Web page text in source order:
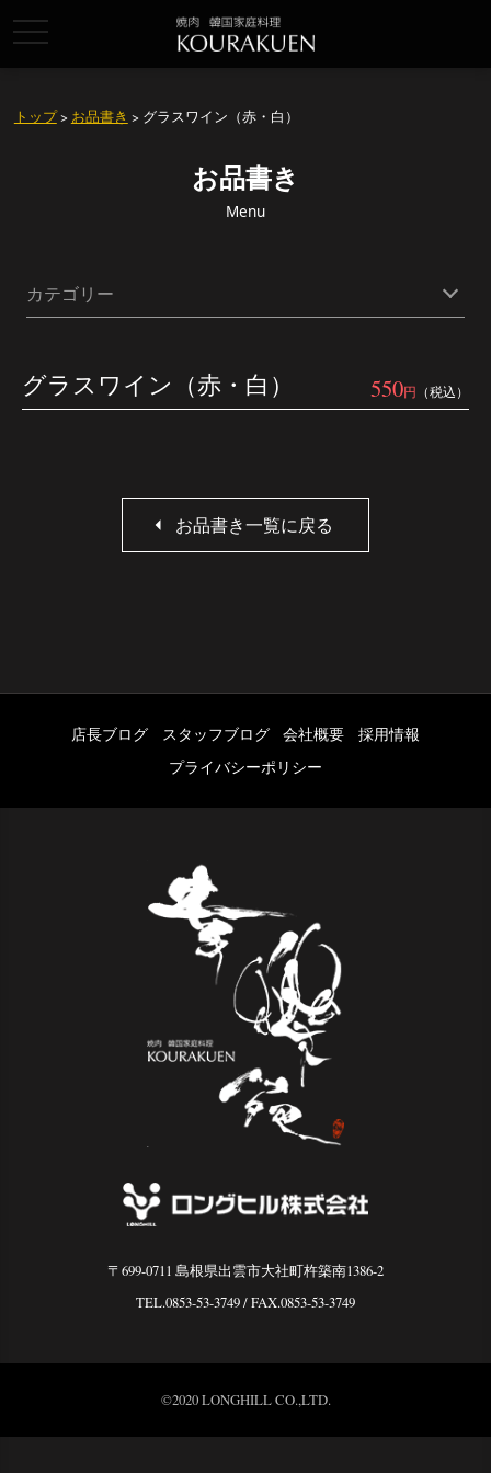
toggle
navigation
トップ> お品書き > グラスワイン（赤・白）
お品書き
Menu
カテゴリー
550円 （税込）
グラスワイン（赤・白）
お品書き一覧に戻る
店長ブログ スタッフブログ 会社概要
採用情報
プライバシーポリシー
〒699-0711 島根県出雲市大社町杵築南1386-2
TEL.0853-53-3749/ FAX.0853-53-3749
©2020 LONGHILL CO.,LTD.